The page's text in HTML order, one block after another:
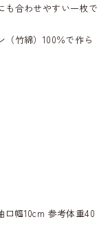
も合わせやすい一枚で
竹綿）100％で作ら
口幅10cm 参考体重40